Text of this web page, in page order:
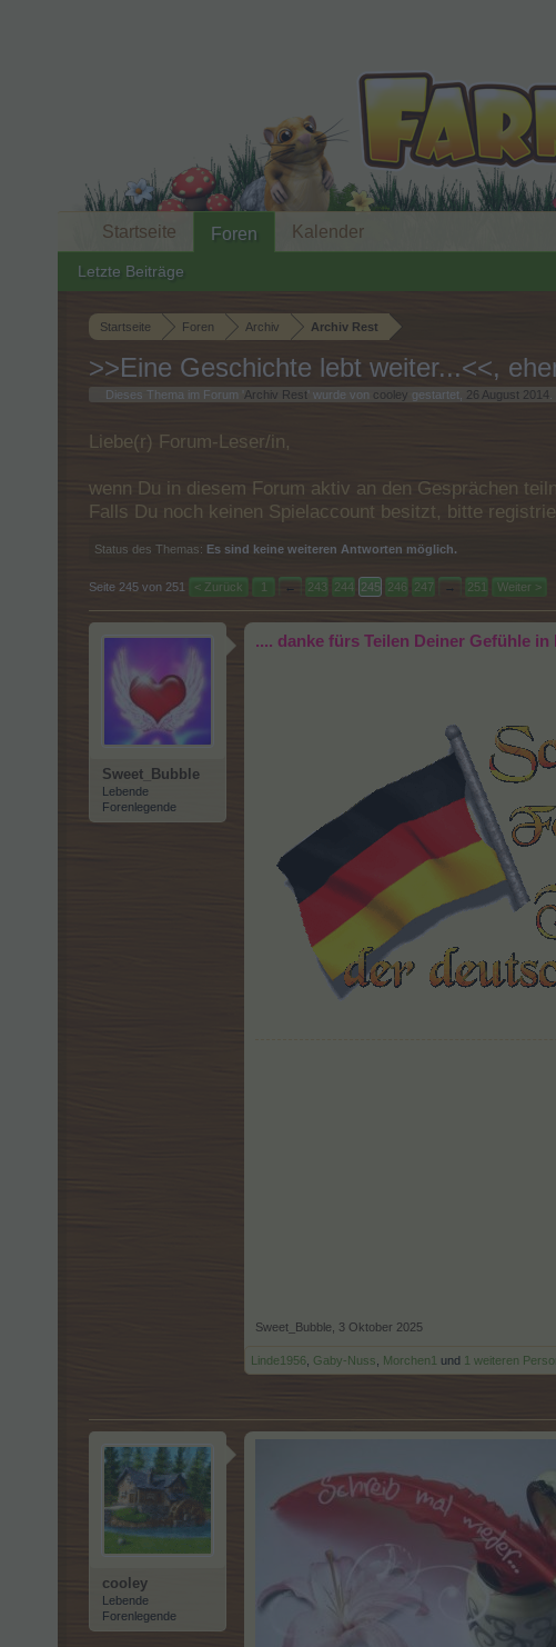
Startseite Foren Archiv Archiv Rest
>>Eine Geschichte lebt weiter...<<,
Dieses Thema im Forum ' Archiv Rest ' wurde von cooley gestartet, 26 August 2014
Liebe(r) Forum-Leser/in,
wenn Du in diesem Forum aktiv an den Gesprächen
Falls Du noch keinen Spielaccount besitzt, bitte
Status des Themas: Es sind keine weiteren Antworten möglich.
Seite 245 von 251 < Zurück 1 ← 243 244 245 246 247 → 251 Weiter >
Sweet_Bubble
Lebende
Forenlegende
.... danke fürs Teilen Deiner Gefühle
Sweet_Bubble 3 Oktober 2025
Linde1956 Gaby-Nuss Morchen1 und 1 weiteren
cooley
Lebende
Forenlegende
Startseite Foren
Letzte Beiträge
Kalender